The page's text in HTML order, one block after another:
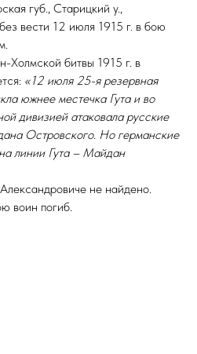
губ., Старицкий у.,
вести 12 июля 1915 г. в бою
Холмской битвы 1915 г. в
«12 июля 25-я резервная
южнее местечка Гута и во
дивизией атаковала русские
Островского. Но германские
линии Гута – Майдан
не найдено.
воин погиб.